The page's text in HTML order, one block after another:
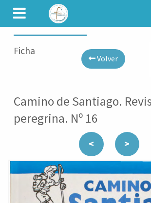
CAMINET
Ficha
Volver
Camino de Santiago.
peregrina. Nº 16
< >